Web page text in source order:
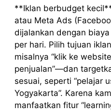
**Iklan berbudget
atau Meta Ads
dijalankan dengan
per hari. Pilih tujuan
misalnya “klik ke
penjualan”—dan
sesuai, seperti “pelajar
Yogyakarta”. Karena
manfaatkan fitur